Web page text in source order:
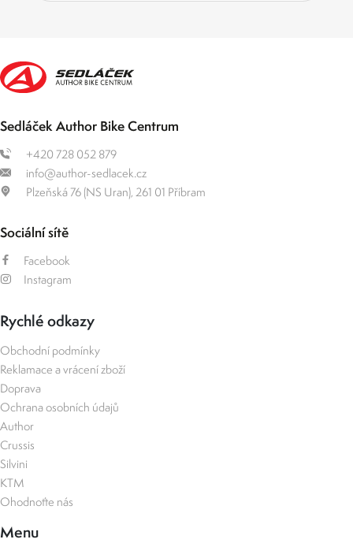
Sedláček Author Bike Centrum
+420 728 052 879
info@author-sedlacek.cz
Plzeňská 76 (NS Uran), 261 01 Příbram
Sociální sítě
Facebook
Instagram
Rychlé odkazy
Obchodní podmínky
Reklamace a vrácení zboží
Doprava
Ochrana osobních údajů
Author
Crussis
Silvini
KTM
Ohodnoťte nás
Menu